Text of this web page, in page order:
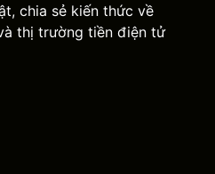
chia sẻ kiến thức về
thị trường tiền điện tử